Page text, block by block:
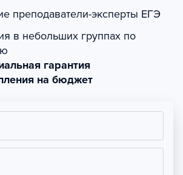
преподаватели-эксперты ЕГЭ
в небольших группах по
гарантия
на бюджет